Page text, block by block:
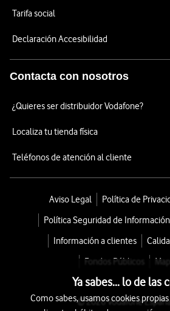
Tarifa social
Declaración Accesibilidad
Contacta con nosotros
¿Quieres ser distribuidor Vodafone?
Localiza tu tienda física
Teléfonos de atención al cliente
Aviso Legal
Política de
Política Seguridad de Información
Información a clientes
Fondos Públicos
© 2026 Vodafone
Ya sabes... lo de las
Como sabes, usamos cookies